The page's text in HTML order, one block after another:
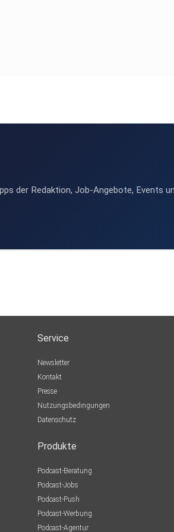
der Redaktion, Job-Angebote, Events
Service
Newsletter
Kontakt
Presse
Nutzungsbedingungen
Datenschutz
Produkte
Podcast-Beratung
Podcast-Jobs
Podcast-Push
Podcast-Werbung
Podcast-Agentur